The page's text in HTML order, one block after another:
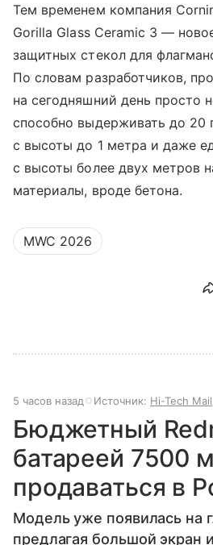
Тем временем компания
Gorilla Glass Ceramic 3 —
защитных стекол для
По словам разработчиков,
на сегодняшний день просто
способно выдерживать до 20
с высоты до 1 метра и даже
с высоты более двух метров
материалы, вроде бетона.
MWC 2026
5 часов назад Источник: Hi-Tech Mail
Бюджетный
батареей 7500
продаваться в
Модель уже появилась на
предлагая большой экран